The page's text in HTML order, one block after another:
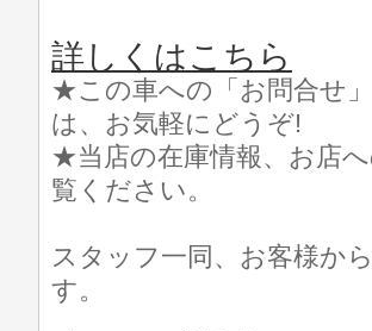
詳しくはこちら
★この車への「お問合せ
は、お気軽にどうぞ!
★当店の在庫情報、お店
覧ください。
スタッフ一同、お客様か
す。